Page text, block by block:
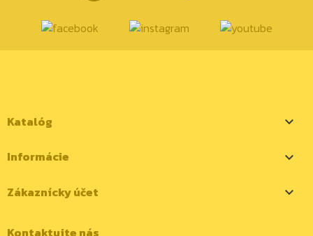
Katalóg 
Informácie 
Zákaznícky účet 
Kontaktujte nás